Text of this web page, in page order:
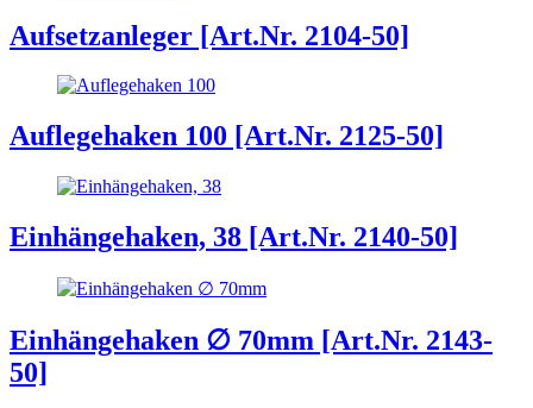
Aufsetzanleger [Art.Nr. 2104-50]
Auflegehaken 100 [Art.Nr. 2125-50]
Einhängehaken, 38 [Art.Nr. 2140-50]
Einhängehaken ∅ 70mm [Art.Nr. 2143-
50]